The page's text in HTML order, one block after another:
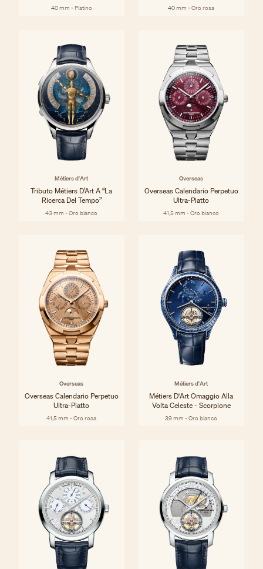
40 mm - Platino 40 mm - Oro rosa
Métiers d'Art
Tributo Métiers D’Art A “La
Ricerca Del Tempo”
43 mm - Oro bianco
Overseas
Overseas Calendario Perpetuo
Ultra-Piatto
41,5 mm - Oro bianco
Overseas
Overseas Calendario Perpetuo
Ultra-Piatto
41,5 mm - Oro rosa
Métiers d'Art
Métiers D'Art Omaggio Alla
Volta Celeste - Scorpione
39 mm - Oro bianco